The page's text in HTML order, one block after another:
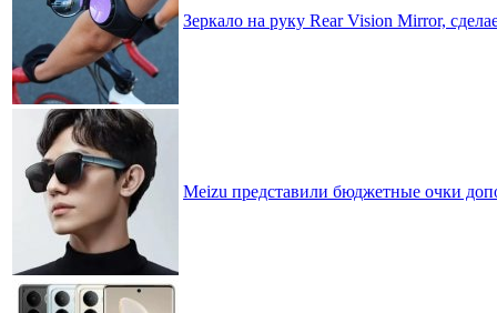
Зеркало на руку Rear Vision Mirror,
Meizu представили бюджетные очки